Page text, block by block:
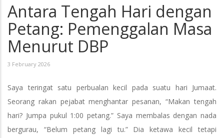
Antara Tengah Hari dengan
Petang: Pemenggalan Masa
Menurut DBP
3 February 2026
Saya teringat satu perbualan kecil pada suatu hari Jumaat.
Seorang rakan pejabat menghantar pesanan, “Makan tengah
hari? Jumpa pukul 1:00 petang.” Saya membalas dengan nada
bergurau, “Belum petang lagi tu.” Dia ketawa kecil tetapi